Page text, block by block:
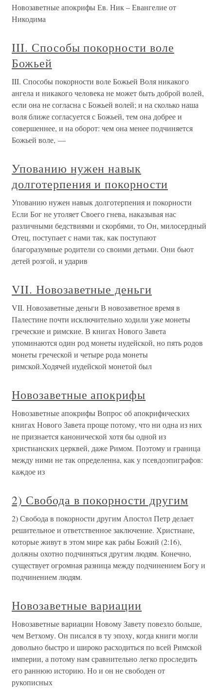
Новозаветные апокрифы Ев. Ник – Евангелие от
Никодима
III. Способы покорности воле
Божьей
III. Способы покорности воле Божьей Воля никакого
ангела и никакого человека не может быть доброй волей,
если она не согласна с Божьей волей; и на сколько наша
воля ближе согласуется с Божьей, тем она добрее и
совершеннее, и на оборот: чем она менее подчиняется
Божьей воле, —
Упованию нужен навык
долготерпения и покорности
Упованию нужен навык долготерпения и покорности
Если Бог не утоляет Своего гнева, наказывая нас
различными бедствиями и скорбями, то Он, милосердный
Отец, поступает с нами так, как поступают
благоразумные родители со своими детьми. Они бьют
детей розгой, и ударив
VII. Новозаветные деньги
VII. Новозаветные деньги В новозаветное время в
Палестине почти исключительно ходили уже монеты
греческие и римские. В книгах Нового Завета
упоминаются один род монеты иудейской, но пять родов
монеты греческой и четыре рода монеты
римской.Ходячей иудейской монетой был
Новозаветные апокрифы
Новозаветные апокрифы Вопрос об апокрифических
книгах Нового Завета проще потому, что ни одна из них
не признается канонической хотя бы одной из
христианских церквей, даже Римом. Поэтому и граница
между ними не так определенна, как у псевдоэпиграфов:
каждое из
2) Свобода в покорности другим
2) Свобода в покорности другим Апостол Петр делает
решительное и ответственное заключение. Христиане,
которые живут в этом мире как рабы Божий (2:16),
должны охотно подчиняться другим людям. Конечно,
существует огромная разница между подчинением Богу и
подчинением людям.
Новозаветные вариации
Новозаветные вариации Новому Завету повезло больше,
чем Ветхому. Он писался в ту эпоху, когда книги могли
довольно быстро и широко расходиться по всей Римской
империи, а потому нам сравнительно легко проследить
его раннюю историю. Но и он не свободен от
рукописных